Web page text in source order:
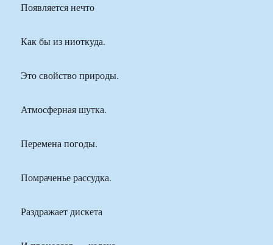
Появляется нечто
Как бы из ниоткуда.
Это свойство природы.
Атмосферная шутка.
Перемена погоды.
Помраченье рассудка.
Раздражает дискета